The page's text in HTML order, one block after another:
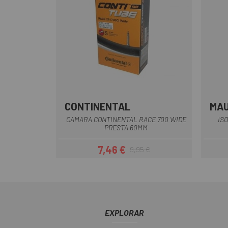
CONTINENTAL
CAMARA CONTINENTAL RACE 700 WIDE
PRESTA 60MM
Preu
7,46 €Preu regular
9,95 €
EXPLORAR